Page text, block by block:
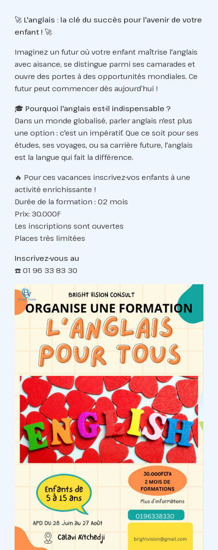
🚀 L'anglais : la clé du succès pour l'avenir de votre
enfant ! 🚀
Imaginez un futur où votre enfant maîtrise l'anglais
avec aisance, se distingue parmi ses camarades et
ouvre des portes à des opportunités mondiales. Ce
futur peut commencer dès aujourd’hui !
🎓 Pourquoi l'anglais est-il indispensable ?
Dans un monde globalisé, parler anglais n'est plus
une option : c'est un impératif. Que ce soit pour ses
études, ses voyages, ou sa carrière future, l'anglais
est la langue qui fait la différence.
🔥 Pour ces vacances inscrivez-vos enfants à une
activité enrichissante !
Durée de la formation : 02 mois
Prix: 30.000F
Les inscriptions sont ouvertes
Places très limitées
Inscrivez-vous au
☎️ 01 96 33 83 30